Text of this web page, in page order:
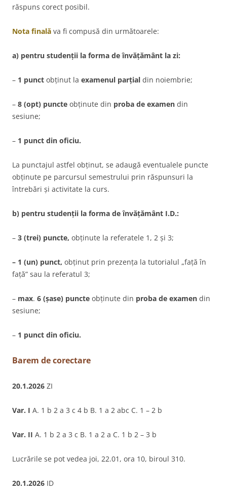
răspuns corect posibil.
Nota finală va fi compusă din următoarele:
a) pentru studenții la forma de învățământ la zi:
– 1 punct obținut la examenul parțial din noiembrie;
– 8 (opt) puncte obținute din proba de examen din
sesiune;
– 1 punct din oficiu.
La punctajul astfel obținut, se adaugă eventualele puncte
obținute pe parcursul semestrului prin răspunsuri la
întrebări și activitate la curs.
b) pentru studenții la forma de învățământ I.D.:
– 3 (trei) puncte, obținute la referatele 1, 2 și 3;
– 1 (un) punct, obținut prin prezența la tutorialul „față în
față” sau la referatul 3;
– max. 6 (șase) puncte obținute din proba de examen din
sesiune;
– 1 punct din oficiu.
Barem de corectare
20.1.2026 ZI
Var. I A. 1 b 2 a 3 c 4 b B. 1 a 2 abc C. 1 – 2 b
Var. II A. 1 b 2 a 3 c B. 1 a 2 a C. 1 b 2 – 3 b
Lucrările se pot vedea joi, 22.01, ora 10, biroul 310.
20.1.2026 ID